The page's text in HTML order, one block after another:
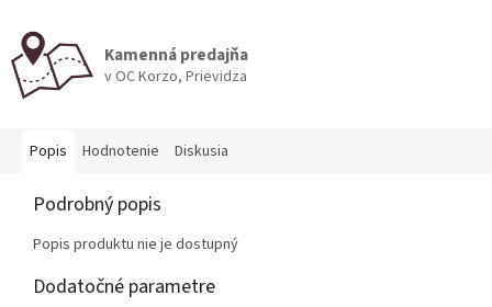
Kamenná predajňa
v OC Korzo, Prievidza
Popis Hodnotenie Diskusia
Podrobný popis
Popis produktu nie je dostupný
Dodatočné parametre